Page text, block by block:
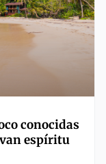
conocidas
espíritu